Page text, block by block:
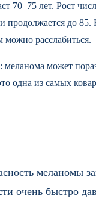
70–75 лет. Рост
продолжается до 85.
можно расслабиться.
может
одна из самых
меланомы
очень быстро